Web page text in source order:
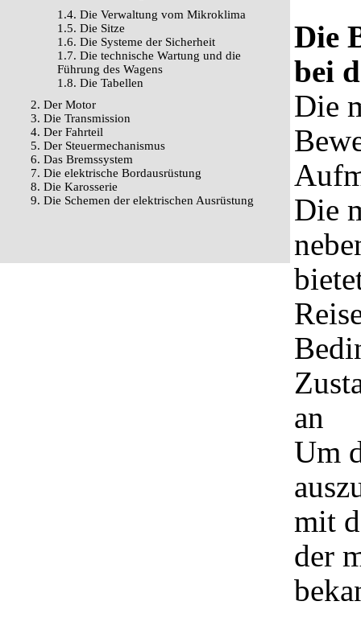
1.4. Die Verwaltung vom Mikroklima
1.5. Die Sitze
1.6. Die Systeme der Sicherheit
1.7. Die technische Wartung und die
Führung des Wagens
1.8. Die Tabellen
2. Der Motor
3. Die Transmission
4. Der Fahrteil
5. Der Steuermechanismus
6. Das Bremssystem
7. Die elektrische Bordausrüstung
8. Die Karosserie
9. Die Schemen der elektrischen Ausrüstung
Die
bei
Die
Die
an
Um
mit
der